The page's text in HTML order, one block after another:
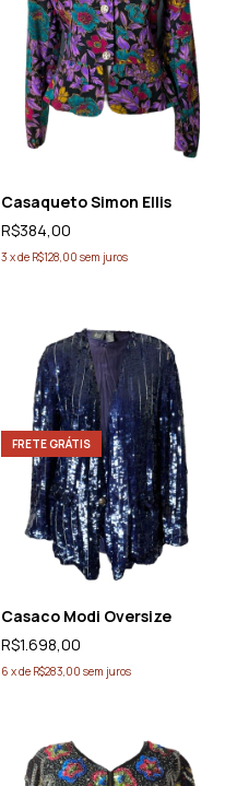
Casaqueto Simon Ellis
R$384,00
3 xde R$128,00 sem juros
FRETE GRÁTIS
Casaco Modi Oversize
R$1.698,00
6 xde R$283,00 sem juros